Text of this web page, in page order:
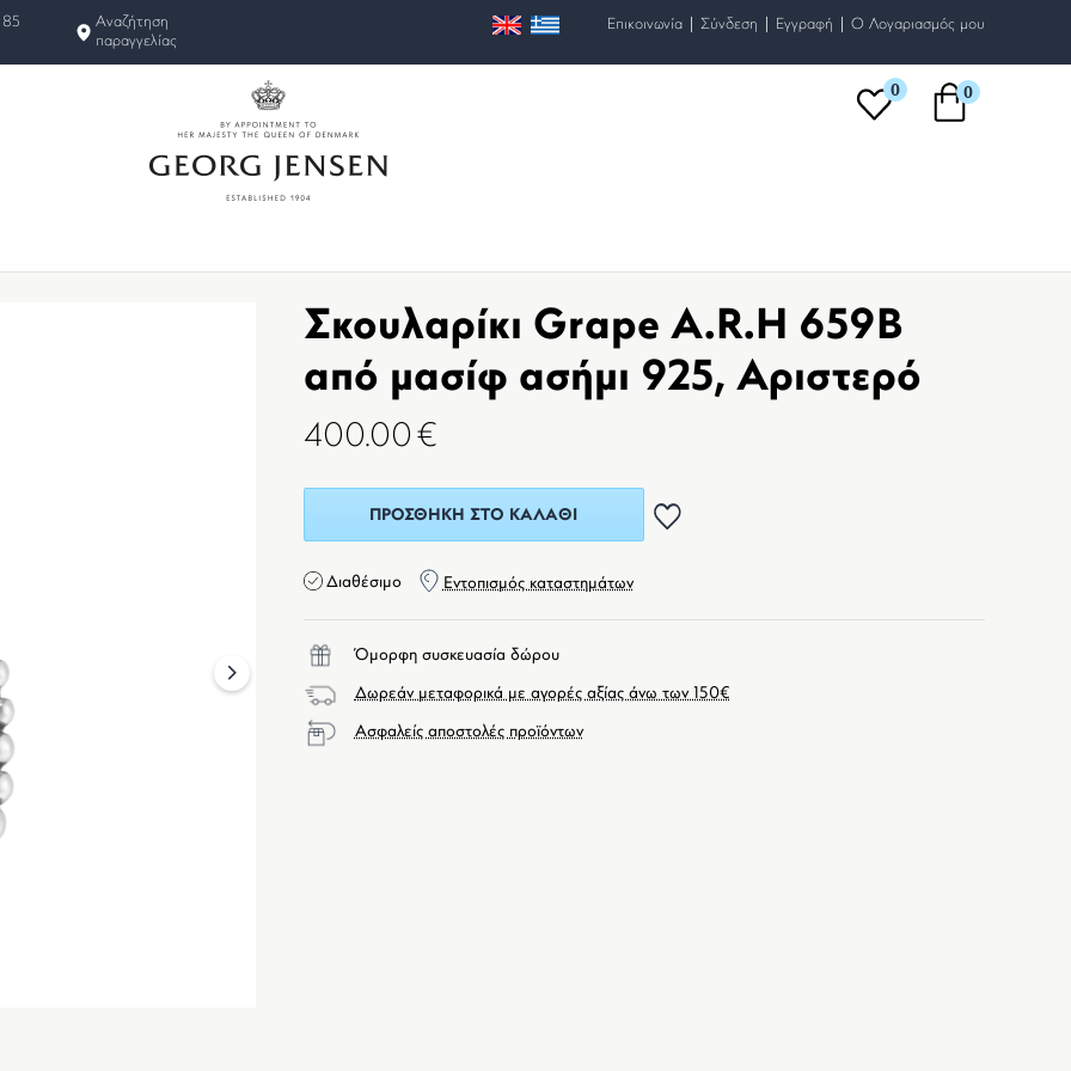
85
Αναζήτηση
παραγγελίας
Επικοινωνία | Σύνδεση | Εγγραφή | O Λογαριασμός μου
0 0
next
Σκουλαρίκι Grape A.R.H 659B
από μασίφ ασήμι 925, Αριστερό
400.00 €
ΠΡΟΣΘΉΚΗ ΣΤΟ ΚΑΛΆΘΙ
Διαθέσιμο Εντοπισμός καταστημάτων
Όμορφη συσκευασία δώρου
Δωρεάν μεταφορικά με αγορές αξίας άνω των 150€
Ασφαλείς αποστολές προϊόντων